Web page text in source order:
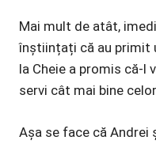
Mai mult de atât,
înștiințați că au primit
la Cheie a promis că-l
servi cât mai bine
Așa se face că Andrei